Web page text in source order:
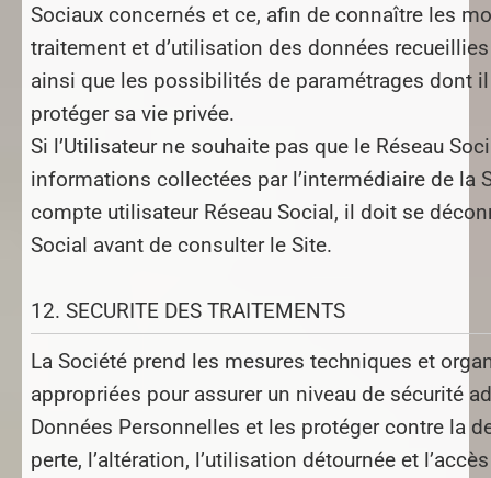
Sociaux concernés et ce, afin de connaître les
traitement et d’utilisation des données
ainsi que les possibilités de paramétrages dont
protéger sa vie privée.
Si l’Utilisateur ne souhaite pas que le Réseau
informations collectées par l’intermédiaire de la
compte utilisateur Réseau Social, il doit se
Social avant de consulter le Site.
12. SECURITE DES TRAITEMENTS
La Société prend les mesures techniques et
appropriées pour assurer un niveau de sécurité
Données Personnelles et les protéger contre la
perte, l’altération, l’utilisation détournée et